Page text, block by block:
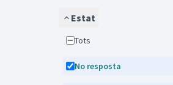
Estat
Tots
No resposta